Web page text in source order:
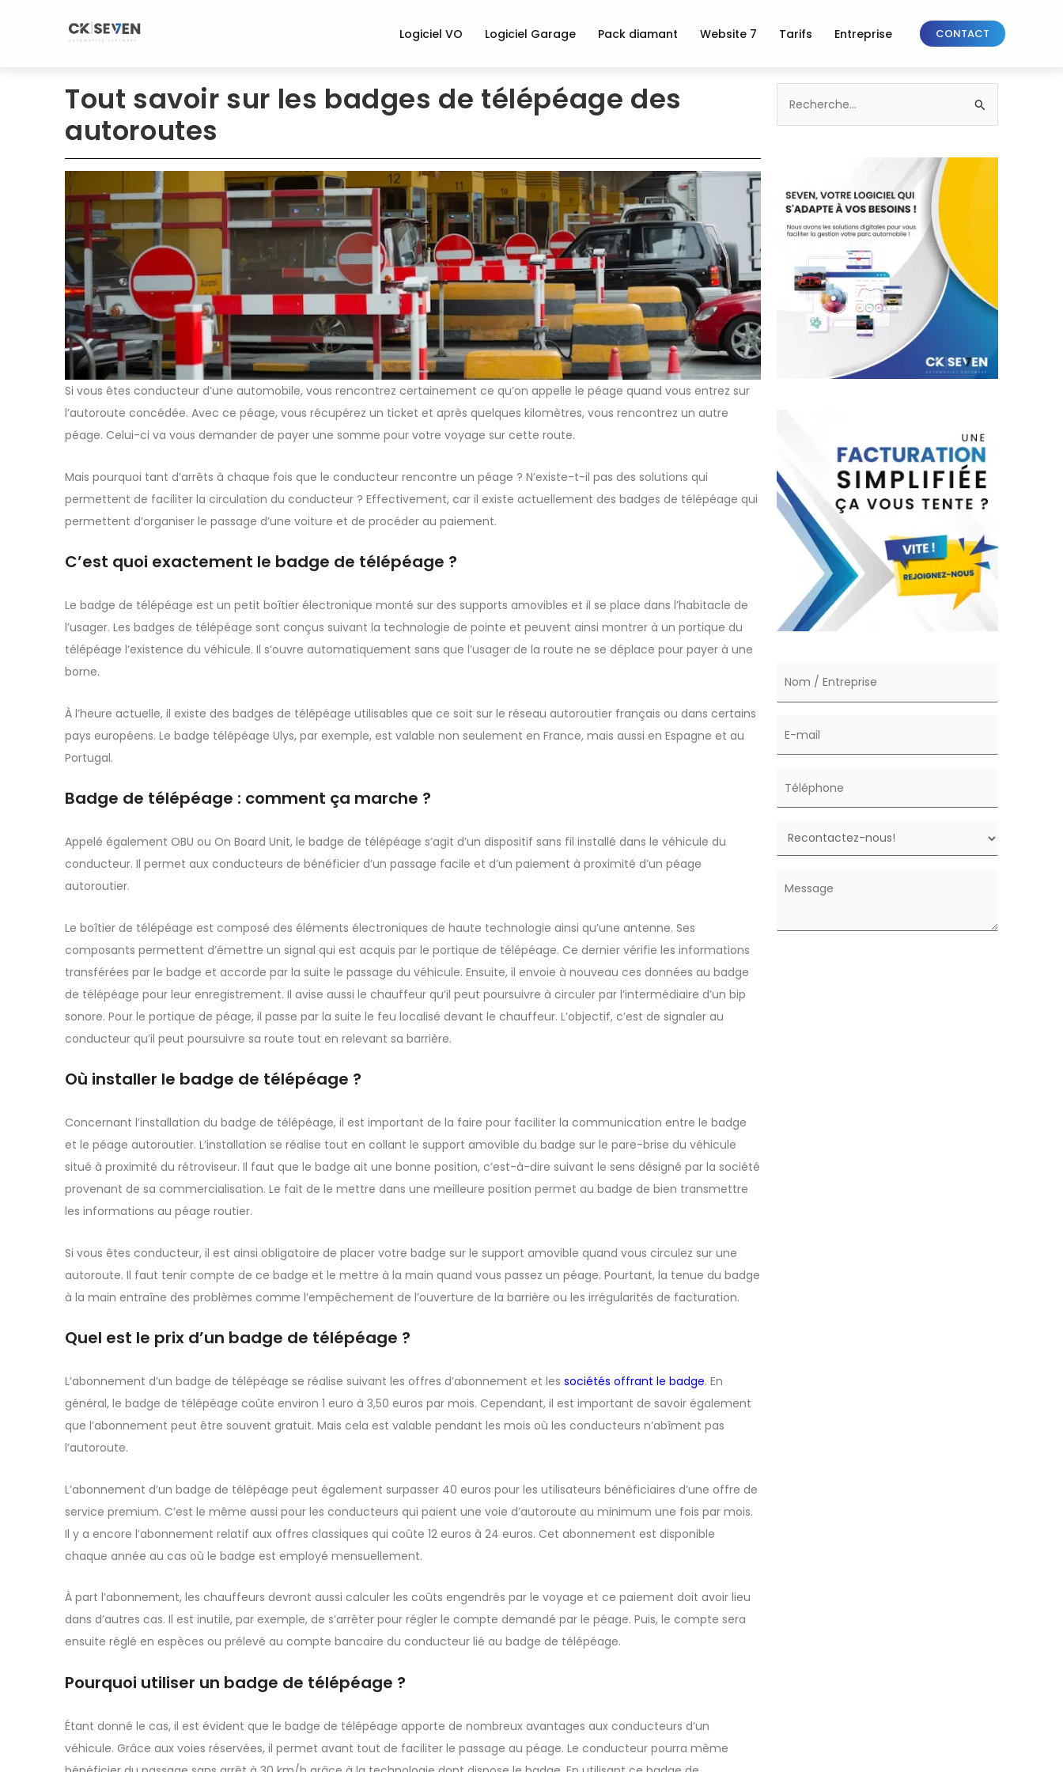
Logiciel VO Logiciel Garage Pack diamant Website 7 Tarifs Entreprise CONTACT
Tout savoir sur les badges de télépéage des
autoroutes
Si vous êtes conducteur d’une automobile, vous rencontrez certainement ce qu’on appelle le péage quand vous entrez sur
l’autoroute concédée. Avec ce péage, vous récupérez un ticket et après quelques kilomètres, vous rencontrez un autre
péage. Celui-ci va vous demander de payer une somme pour votre voyage sur cette route.
Mais pourquoi tant d’arrêts à chaque fois que le conducteur rencontre un péage ? N’existe-t-il pas des solutions qui
permettent de faciliter la circulation du conducteur ? Effectivement, car il existe actuellement des badges de télépéage qui
permettent d’organiser le passage d’une voiture et de procéder au paiement.
C’est quoi exactement le badge de télépéage ?
Le badge de télépéage est un petit boîtier électronique monté sur des supports amovibles et il se place dans l’habitacle de
l’usager. Les badges de télépéage sont conçus suivant la technologie de pointe et peuvent ainsi montrer à un portique du
télépéage l’existence du véhicule. Il s’ouvre automatiquement sans que l’usager de la route ne se déplace pour payer à une
borne.
À l’heure actuelle, il existe des badges de télépéage utilisables que ce soit sur le réseau autoroutier français ou dans certains
pays européens. Le badge télépéage Ulys, par exemple, est valable non seulement en France, mais aussi en Espagne et au
Portugal.
Badge de télépéage : comment ça marche ?
Appelé également OBU ou On Board Unit, le badge de télépéage s’agit d’un dispositif sans fil installé dans le véhicule du
conducteur. Il permet aux conducteurs de bénéficier d’un passage facile et d’un paiement à proximité d’un péage
autoroutier.
Le boîtier de télépéage est composé des éléments électroniques de haute technologie ainsi qu’une antenne. Ses
composants permettent d’émettre un signal qui est acquis par le portique de télépéage. Ce dernier vérifie les informations
transférées par le badge et accorde par la suite le passage du véhicule. Ensuite, il envoie à nouveau ces données au badge
de télépéage pour leur enregistrement. Il avise aussi le chauffeur qu’il peut poursuivre à circuler par l’intermédiaire d’un bip
sonore. Pour le portique de péage, il passe par la suite le feu localisé devant le chauffeur. L’objectif, c’est de signaler au
conducteur qu’il peut poursuivre sa route tout en relevant sa barrière.
Où installer le badge de télépéage ?
Concernant l’installation du badge de télépéage, il est important de la faire pour faciliter la communication entre le badge
et le péage autoroutier. L’installation se réalise tout en collant le support amovible du badge sur le pare-brise du véhicule
situé à proximité du rétroviseur. Il faut que le badge ait une bonne position, c’est-à-dire suivant le sens désigné par la société
provenant de sa commercialisation. Le fait de le mettre dans une meilleure position permet au badge de bien transmettre
les informations au péage routier.
Si vous êtes conducteur, il est ainsi obligatoire de placer votre badge sur le support amovible quand vous circulez sur une
autoroute. Il faut tenir compte de ce badge et le mettre à la main quand vous passez un péage. Pourtant, la tenue du badge
à la main entraîne des problèmes comme l’empêchement de l’ouverture de la barrière ou les irrégularités de facturation.
Quel est le prix d’un badge de télépéage ?
L’abonnement d’un badge de télépéage se réalise suivant les offres d’abonnement et les sociétés offrant le badge. En
général, le badge de télépéage coûte environ 1 euro à 3,50 euros par mois. Cependant, il est important de savoir également
que l’abonnement peut être souvent gratuit. Mais cela est valable pendant les mois où les conducteurs n’abîment pas
l’autoroute.
L’abonnement d’un badge de télépéage peut également surpasser 40 euros pour les utilisateurs bénéficiaires d’une offre de
service premium. C’est le même aussi pour les conducteurs qui paient une voie d’autoroute au minimum une fois par mois.
Il y a encore l’abonnement relatif aux offres classiques qui coûte 12 euros à 24 euros. Cet abonnement est disponible
chaque année au cas où le badge est employé mensuellement.
À part l’abonnement, les chauffeurs devront aussi calculer les coûts engendrés par le voyage et ce paiement doit avoir lieu
dans d’autres cas. Il est inutile, par exemple, de s’arrêter pour régler le compte demandé par le péage. Puis, le compte sera
ensuite réglé en espèces ou prélevé au compte bancaire du conducteur lié au badge de télépéage.
Pourquoi utiliser un badge de télépéage ?
Étant donné le cas, il est évident que le badge de télépéage apporte de nombreux avantages aux conducteurs d’un
véhicule. Grâce aux voies réservées, il permet avant tout de faciliter le passage au péage. Le conducteur pourra même
Rechercher :